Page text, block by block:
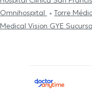
Omnihospital
Torre
Medical Vision GYE